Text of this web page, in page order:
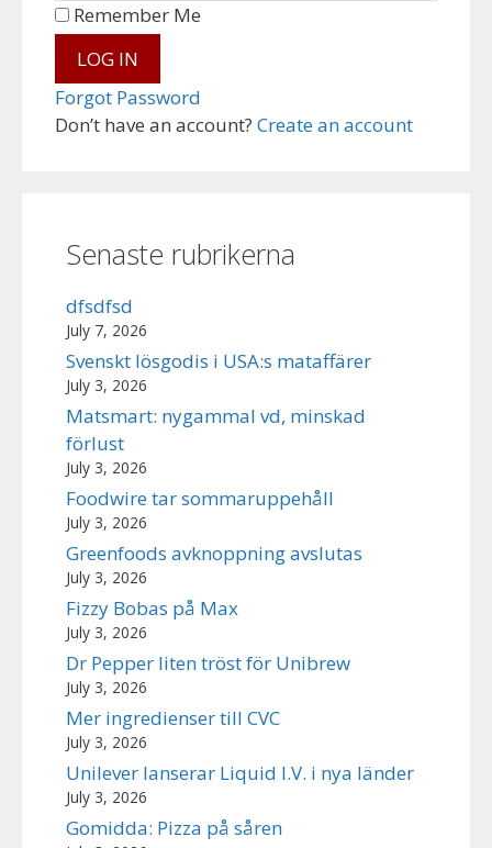
Don’t have an account? Create an account
Remember Me
Forgot Password
Senaste rubrikerna
dfsdfsd
July 7, 2026
Svenskt lösgodis i USA:s mataffärer
July 3, 2026
Matsmart: nygammal vd, minskad
förlust
July 3, 2026
Foodwire tar sommaruppehåll
July 3, 2026
Greenfoods avknoppning avslutas
July 3, 2026
Fizzy Bobas på Max
July 3, 2026
Dr Pepper liten tröst för Unibrew
July 3, 2026
Mer ingredienser till CVC
July 3, 2026
Unilever lanserar Liquid I.V. i nya länder
July 3, 2026
Gomidda: Pizza på såren